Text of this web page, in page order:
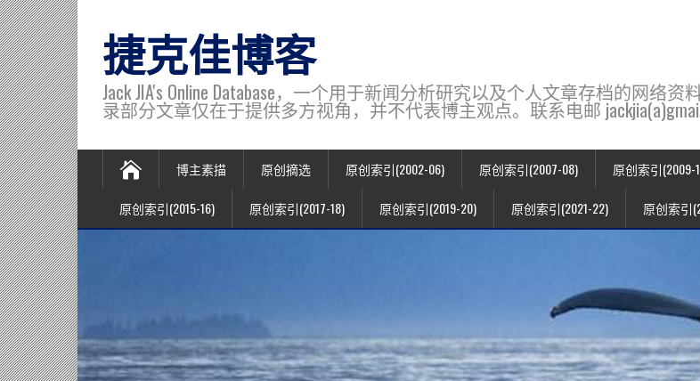
捷克佳博客
Jack JIA's Online Database，一个用于新闻分析研究以及个人文章存档的网络
录部分文章仅在于提供多方视角，并不代表博主观点。联系电邮
博主素描 原创摘选 原创索引(2002-06) 原创索引(2007-08) 原创索引(2009-
原创索引(2015-16) 原创索引(2017-18) 原创索引(2019-20) 原创索引(2021-22) 原创索引